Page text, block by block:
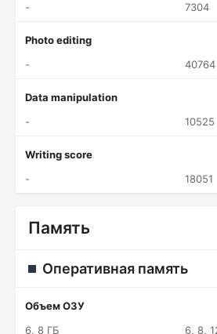
-
7304
Photo editing
-
40764
Data manipulation
-
10525
Writing score
-
18051
Память
Оперативная память
Объем ОЗУ
6, 8 ГБ
6, 8,